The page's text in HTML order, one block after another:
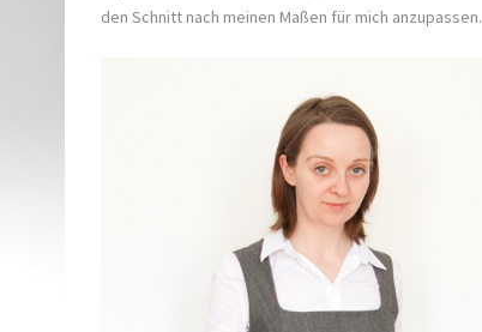
den Schnitt nach meinen Maßen für mich anzupassen.